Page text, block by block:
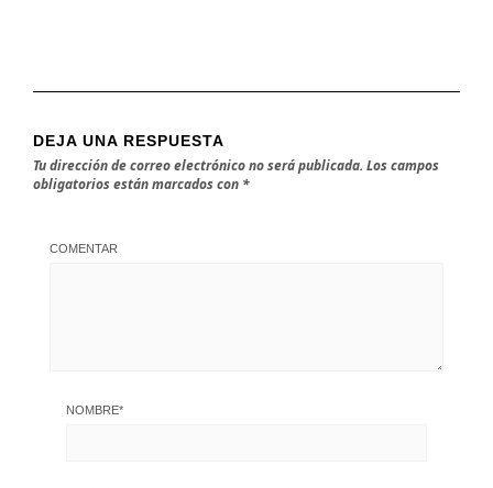
DEJA UNA RESPUESTA
Tu dirección de correo electrónico no será publicada. Los campos
obligatorios están marcados con *
COMENTAR
NOMBRE*